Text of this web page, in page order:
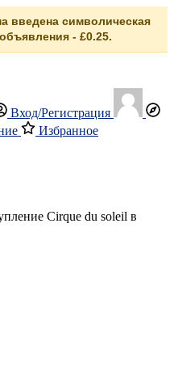
введена символическая
- £0.25.
Вход/Регистрация
Избранное
Cirque du soleil в